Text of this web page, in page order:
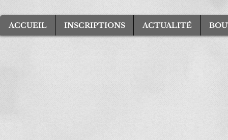
ACCUEIL INSCRIPTIONS ACTUALITÉ